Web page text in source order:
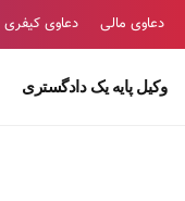
دعاوی مالی دعاوی کیفری
وکیل پایه یک دادگستری